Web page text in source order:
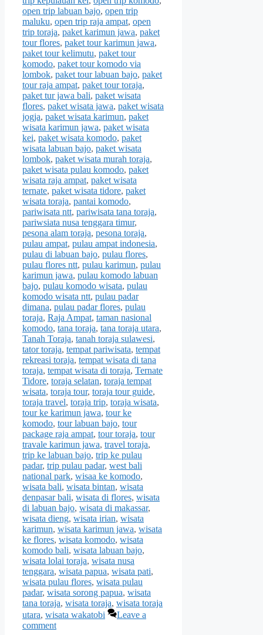
open trip labuan bajo, open trip
maluku, open trip raja ampat, open
trip toraja, paket karimun jawa, paket
tour flores, paket tour karimun jawa,
paket tour kelimutu, paket tour
komodo, paket tour komodo via
lombok, paket tour labuan bajo, paket
tour raja ampat, paket tour toraja,
paket tur jawa bali, paket wisata
flores, paket wisata jawa, paket wisata
jogja, paket wisata karimun, paket
wisata karimun jawa, paket wisata
kei, paket wisata komodo, paket
wisata labuan bajo, paket wisata
lombok, paket wisata murah toraja,
paket wisata pulau komodo, paket
wisata raja ampat, paket wisata
ternate, paket wisata tidore, paket
wisata toraja, pantai komodo,
pariwisata ntt, pariwisata tana toraja,
pariwsiata nusa tenggara timur,
pesona alam toraja, pesona toraja,
pulau ampat, pulau ampat indonesia,
pulau di labuan bajo, pulau flores,
pulau flores ntt, pulau karimun, pulau
karimun jawa, pulau komodo labuan
bajo, pulau komodo wisata, pulau
komodo wisata ntt, pulau padar
dimana, pulau padar flores, pulau
toraja, Raja Ampat, taman nasional
komodo, tana toraja, tana toraja utara,
Tanah Toraja, tanah toraja sulawesi,
tator toraja, tempat pariwisata, tempat
rekreasi toraja, tempat wisata di tana
toraja, tempat wisata di toraja, Ternate
Tidore, toraja selatan, toraja tempat
wisata, toraja tour, toraja tour guide,
toraja travel, toraja trip, toraja wisata,
tour ke karimun jawa, tour ke
komodo, tour labuan bajo, tour
package raja ampat, tour toraja, tour
travale karimun jawa, travel toraja,
trip ke labuan bajo, trip ke pulau
padar, trip pulau padar, west bali
national park, wisaa ke komodo,
wisata bali, wisata bintan, wisata
denpasar bali, wisata di flores, wisata
di labuan bajo, wisata di makassar,
wisata dieng, wisata irian, wisata
karimun, wisata karimun jawa, wisata
ke flores, wisata komodo, wisata
komodo bali, wisata labuan bajo,
wisata lolai toraja, wisata nusa
tenggara, wisata papua, wisata pati,
wisata pulau flores, wisata pulau
padar, wisata sorong papua, wisata
tana toraja, wisata toraja, wisata toraja
utara, wisata wakatobi
Leave a
comment